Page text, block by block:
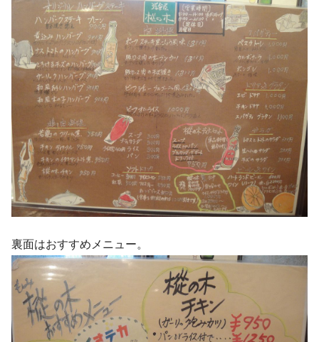
裏面はおすすめメニュー。